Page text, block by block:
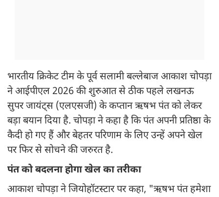
भारतीय क्रिकेट टीम के पूर्व सलामी बल्लेबाज आकाश चोपड़ा
ने आईपीएल 2026 की शुरुआत से ठीक पहले लखनऊ
सुपर जायंट्स (एलएसजी) के कप्तान ऋषभ पंत को लेकर
बड़ा बयान दिया है. चोपड़ा ने कहा है कि पंत अपनी प्रतिष्ठा के
कैदी हो गए हैं और बेहतर परिणाम के लिए उन्हें अपने खेल
पर फिर से सोचने की जरुरत है.
पंत को बदलना होगा खेल का तरीका
आकाश चोपड़ा ने जियोहॉटस्टार पर कहा, "ऋषभ पंत हमेशा